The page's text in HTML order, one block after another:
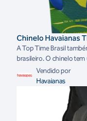
Chinelo Havaianas
A Top Time Brasil
brasileiro. O chinelo
Vendido por
Havaianas